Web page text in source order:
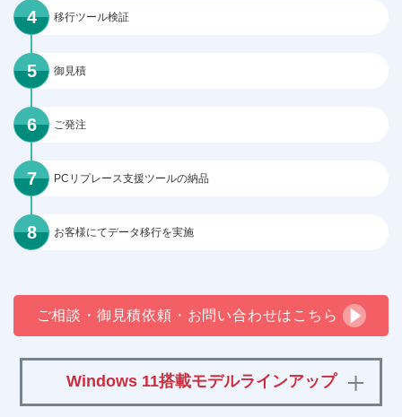
移行ツール検証
御見積
ご発注
PCリプレース支援ツールの納品
お客様にてデータ移行を実施
ご相談・御見積依頼・お問い合わせはこちら
Windows 11搭載モデルラインアップ